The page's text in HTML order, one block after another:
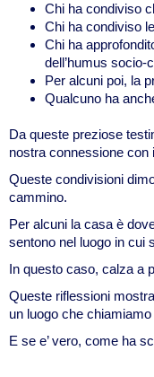
Chi ha condiviso
Chi ha condiviso
Chi ha
dell’humus socio-
Per alcuni poi, la
Qualcuno ha
Da queste preziose
nostra connessione
Queste condivisioni
cammino.
Per alcuni la casa è
sentono nel luogo in cui
In questo caso, calza a
Queste riflessioni
un luogo che chiamiamo
E se e’ vero, come ha